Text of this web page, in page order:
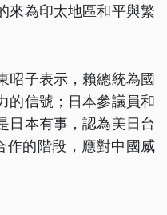
來為印太地區和平與繁
昭子表示，賴總統為國
的信號；日本參議員和
日本有事，認為美日台
作的階段，應對中國威